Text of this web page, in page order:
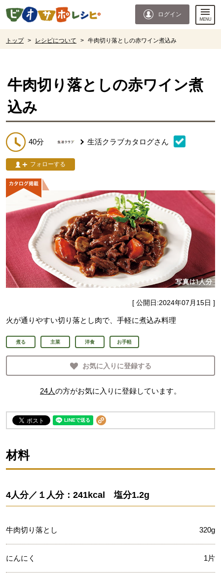
ページの先頭です。
ログイン
トップ > レシピについて > 牛肉切り落としの赤ワイン煮込み
牛肉切り落としの赤ワイン煮
込み
40分 生活クラブカタログさん
フォローする
[ 公開日:2024年07月15日 ]
火が通りやすい切り落とし肉で、手軽に煮込み料理
煮る 主菜 洋食 お手軽
お気に入りに登録する
24人の方がお気に入りに登録しています。
材料
4人分／１人分：241kcal 塩分1.2g
牛肉切り落とし 320g
にんにく 1片